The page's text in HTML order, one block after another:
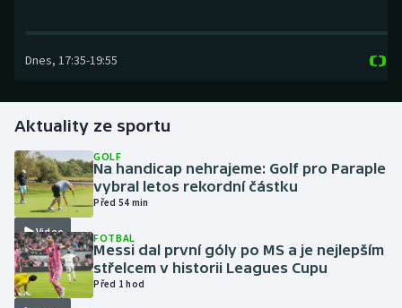
Futsal
Gymnastika
Házená
Jezdectví
Judo
Dnes, 17:35-19:55
Aktuality ze sportu
Video
GOLF
Na handicap nehrajeme: Golf pro Paraple
vybral letos rekordní částku
Před 54 min
FOTBAL
Messi dal první góly po MS a je nejlepším
střelcem v historii Leagues Cupu
Před 1 hod